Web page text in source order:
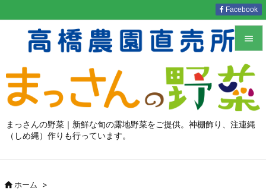
まっさんの野菜｜新鮮な旬の露地野菜をご提供。神棚飾り、注連縄
（しめ縄）作りも行っています。


メニュ

サイド

Facebook
ホーム >